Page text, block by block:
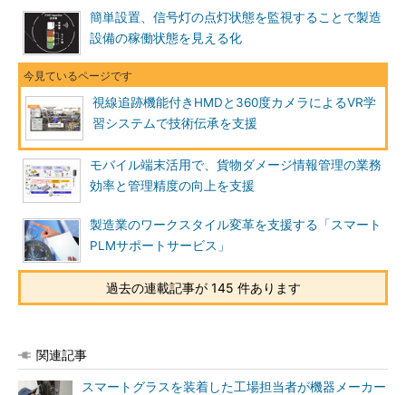
簡単設置、信号灯の点灯状態を監視することで製造
設備の稼働状態を見える化
視線追跡機能付きHMDと360度カメラによるVR学
習システムで技術伝承を支援
モバイル端末活用で、貨物ダメージ情報管理の業務
効率と管理精度の向上を支援
製造業のワークスタイル変革を支援する「スマート
PLMサポートサービス」
過去の連載記事が 145 件あります
関連記事
スマートグラスを装着した工場担当者が機器メーカー